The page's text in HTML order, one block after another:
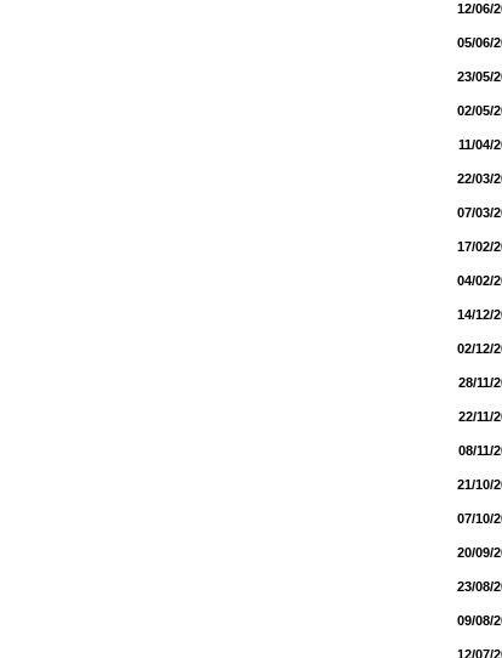
12/06/
05/06/
23/05/
02/05/
11/04/
22/03/
07/03/
17/02/
04/02/
14/12/
02/12/
28/11/
22/11/
08/11/
21/10/
07/10/
20/09/
23/08/
09/08/
12/07/